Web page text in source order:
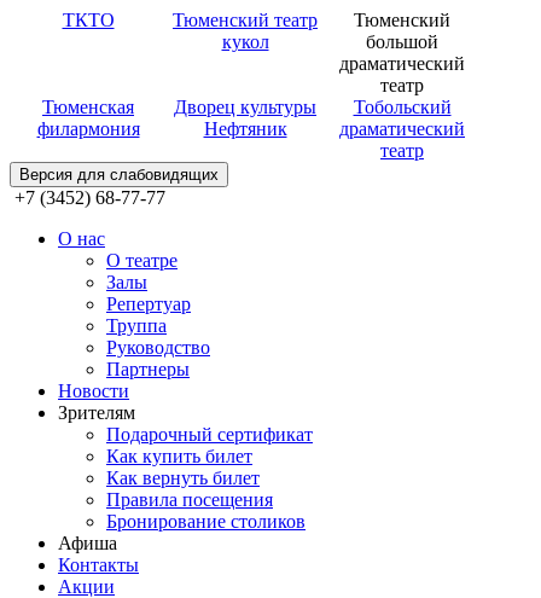
ТКТО
Тюменский театр
кукол
Тюменский
большой
драматический
театр
Тюменская
филармония
Дворец культуры
Нефтяник
Тобольский
драматический
театр
Версия для слабовидящих
+7 (3452) 68-77-77
О нас
О театре
Залы
Репертуар
Труппа
Руководство
Партнеры
Новости
Зрителям
Подарочный сертификат
Как купить билет
Как вернуть билет
Правила посещения
Бронирование столиков
Афиша
Контакты
Акции